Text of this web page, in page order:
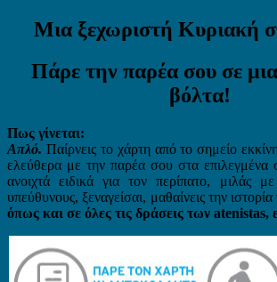
Μια ξεχωριστή Κυριακή
Πάρε την παρέα σου σε
βόλτα!
Πως γίνεται:
Απλό. Παίρνεις το χάρτη από το σημείο
ελεύθερα με την παρέα σου στα επιλεγμένα
ανοιχτά ειδικά για τον περίπατο, μιλάς
υπεύθυνους, ξεναγείσαι, μαθαίνεις την ιστορία
όπως και σε όλες τις δράσεις των atenistas,